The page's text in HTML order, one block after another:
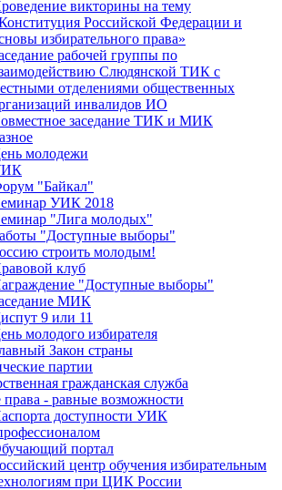
викторины на тему
Российской Федерации и
избирательного права»
рабочей группы по
Слюдянской ТИК с
отделениями общественных
инвалидов ИО
заседание ТИК и МИК
молодежи
"Байкал"
УИК 2018
"Лига молодых"
"Доступные выборы"
строить молодым!
клуб
"Доступные выборы"
МИК
9 или 11
молодого избирателя
Закон страны
партии
гражданская служба
- равные возможности
доступности УИК
портал
центр обучения избирательным
при ЦИК России